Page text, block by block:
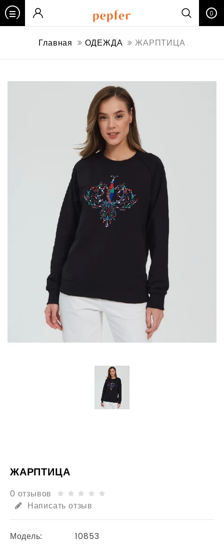
0
Главная ОДЕЖДА ЖАРПТИЦА
ЖАРПТИЦА
0 отзывов
Написать отзыв
Модель:
10853